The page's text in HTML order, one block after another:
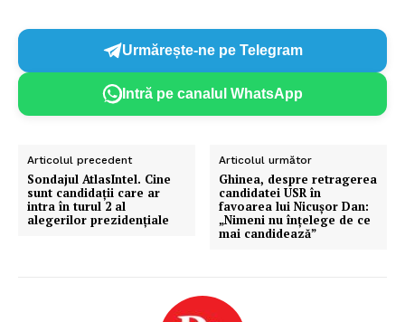
Urmărește-ne pe Telegram
Intră pe canalul WhatsApp
Articolul precedent
Sondajul AtlasIntel. Cine
sunt candidații care ar
intra în turul 2 al
alegerilor prezidențiale
Articolul următor
Ghinea, despre retragerea
candidatei USR în
favoarea lui Nicușor Dan:
„Nimeni nu înțelege de ce
mai candidează”